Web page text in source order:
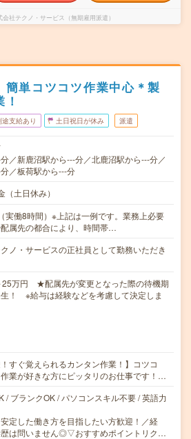
会社テクノ・サービス（無期雇用派遣）
簡単コツコツ作業中心＊製
途支給あり 土日祝日が休み 派遣
／新鹿沼駅から---分／北鹿沼駅から---分／
／板荷駅から---分
（土日休み）
実働8時間）※上記は一例です。業務上必要
属先の都合により、時間帯…
ノ・サービスの正社員として勤務いただき
25万円 ★配属先が変更となった際の待機期
！ ※給与は経験などを考慮して決定しま
！すぐ覚えられるカンタン作業！】コツコ
業が好きな方にピッタリのお仕事です！…
/ ブランクOK / パソコンスキル不要 / 英語力
定した働き方を目指したい方歓迎！／経
歴は問いません◎▽おすすめポイントリク…